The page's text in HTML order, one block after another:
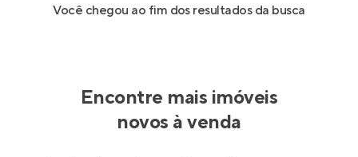
Você chegou ao fim dos resultados da busca
Encontre mais imóveis
novos à venda